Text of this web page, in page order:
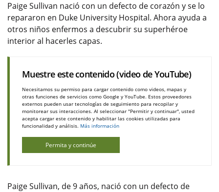
Paige Sullivan nació con un defecto de corazón y se lo
repararon en Duke University Hospital. Ahora ayuda a
otros niños enfermos a descubrir su superhéroe
interior al hacerles capas.
Muestre este contenido (video de YouTube)
Necesitamos su permiso para cargar contenido como videos, mapas y
otras funciones de servicios como Google y YouTube. Estos proveedores
externos pueden usar tecnologías de seguimiento para recopilar y
monitorear sus interacciones. Al seleccionar "Permitir y continuar", usted
acepta cargar este contenido y habilitar las cookies utilizadas para
funcionalidad y análisis. Más información
Permita y continúe
Paige Sullivan, de 9 años, nació con un defecto de